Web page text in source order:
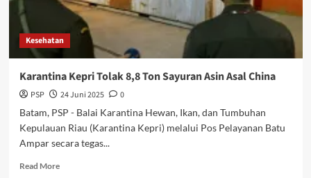
Kesehatan
Karantina Kepri Tolak 8,8 Ton Sayuran Asin Asal China
PSP 24 Juni 2025
0
Batam, PSP - Balai Karantina Hewan, Ikan, dan Tumbuhan
Kepulauan Riau (Karantina Kepri) melalui Pos Pelayanan Batu
Ampar secara tegas...
Read MoreRead